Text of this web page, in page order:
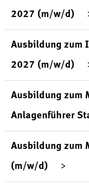
2027 (m/w/d)
Ausbildung zum
2027 (m/w/d)
Ausbildung zum
Anlagenführer
Ausbildung zum
(m/w/d)